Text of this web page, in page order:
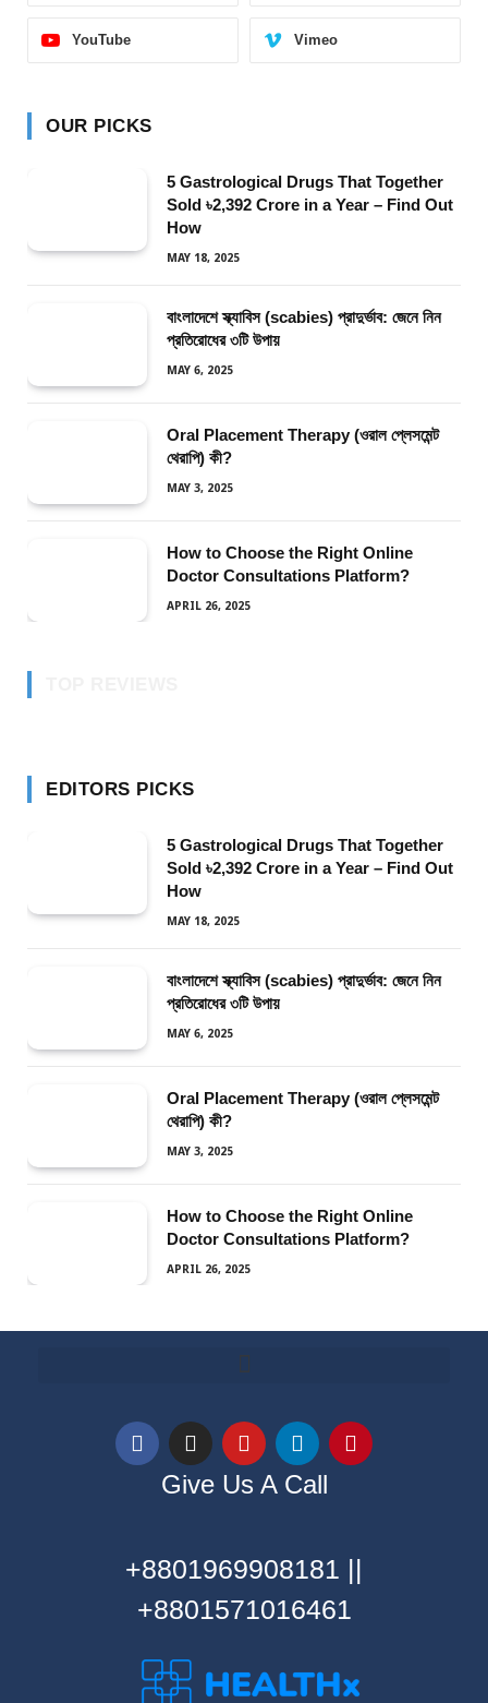
YouTube Vimeo
OUR PICKS
5 Gastrological Drugs That Together
Sold ৳2,392 Crore in a Year – Find Out
How
MAY 18, 2025
বাংলাদেশে স্ক্যাবিস (scabies) প্রাদুর্ভাব: জেনে নিন
প্রতিরোধের ৩টি উপায়
MAY 6, 2025
Oral Placement Therapy (ওরাল প্লেসমেন্ট
থেরাপি) কী?
MAY 3, 2025
How to Choose the Right Online
Doctor Consultations Platform?
APRIL 26, 2025
EDITORS PICKS
5 Gastrological Drugs That Together
Sold ৳2,392 Crore in a Year – Find Out
How
MAY 18, 2025
বাংলাদেশে স্ক্যাবিস (scabies) প্রাদুর্ভাব: জেনে নিন
প্রতিরোধের ৩টি উপায়
MAY 6, 2025
Oral Placement Therapy (ওরাল প্লেসমেন্ট
থেরাপি) কী?
MAY 3, 2025
How to Choose the Right Online
Doctor Consultations Platform?
APRIL 26, 2025
Give Us A Call
+8801969908181 ||
+8801571016461